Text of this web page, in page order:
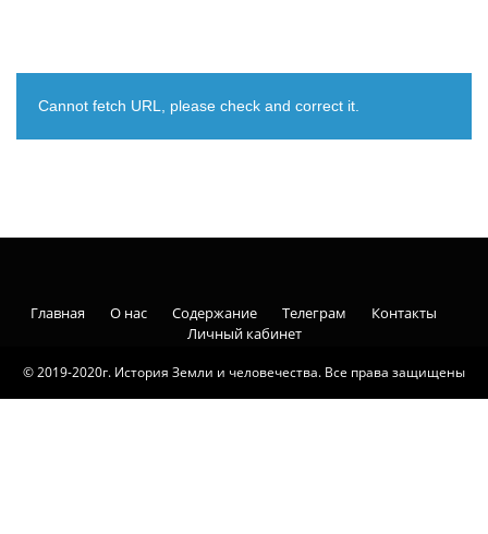
Cannot fetch URL, please check and correct it.
© 2019-2020г. История Земли и человечества. Все права защищены
Главная О нас Содержание Телеграм
Контакты
Личный кабинет